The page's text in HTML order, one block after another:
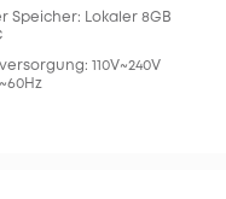
Speicher: Lokaler 8GB
110V~240V